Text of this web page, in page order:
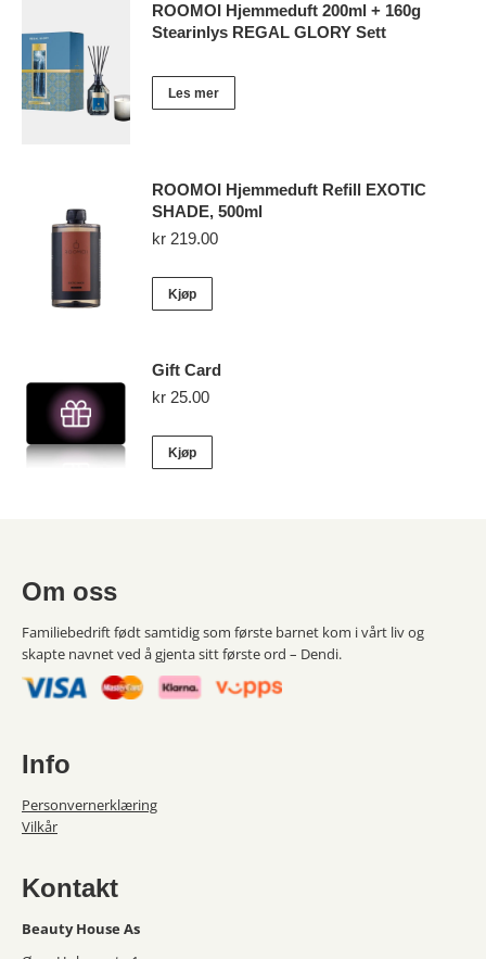
ROOMOI Hjemmeduft 200ml + 160g
Stearinlys REGAL GLORY Sett
Les mer
ROOMOI Hjemmeduft Refill EXOTIC
SHADE, 500ml
kr 219.00
Kjøp
Gift Card
kr 25.00
Kjøp
Om oss
Familiebedrift født samtidig som første barnet kom i vårt liv og
skapte navnet ved å gjenta sitt første ord – Dendi.
Info
Personvernerklæring
Vilkår
Kontakt
Beauty House As